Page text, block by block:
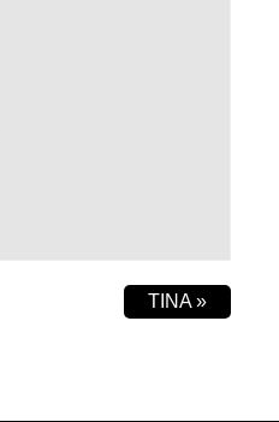
TINA»